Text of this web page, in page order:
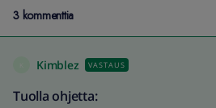
3 kommenttia
Kimblez VASTAUS
Tuolla ohjetta: